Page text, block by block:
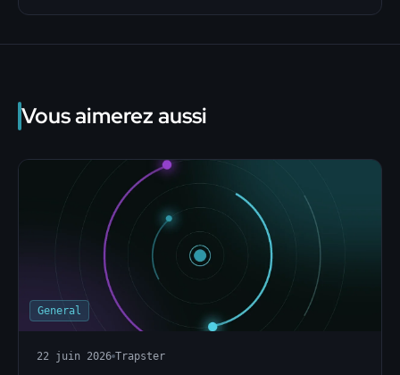
Vous aimerez aussi
General
22 juin 2026 Trapster